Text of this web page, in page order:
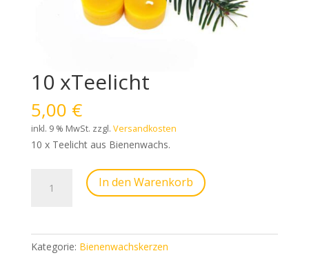
10 xTeelicht
5,00 €
inkl. 9 % MwSt. zzgl. Versandkosten
10 x Teelicht aus Bienenwachs.
xTeelicht
In den Warenkorb
Kategorie: Bienenwachskerzen